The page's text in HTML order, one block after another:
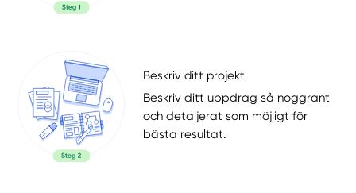
Beskriv ditt projekt
Beskriv ditt uppdrag så noggrant
och detaljerat som möjligt för
bästa resultat.